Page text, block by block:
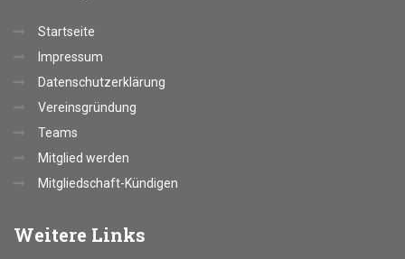
Startseite
Impressum
Datenschutzerklärung
Vereinsgründung
Teams
Mitglied werden
Mitgliedschaft-Kündigen
Weitere Links